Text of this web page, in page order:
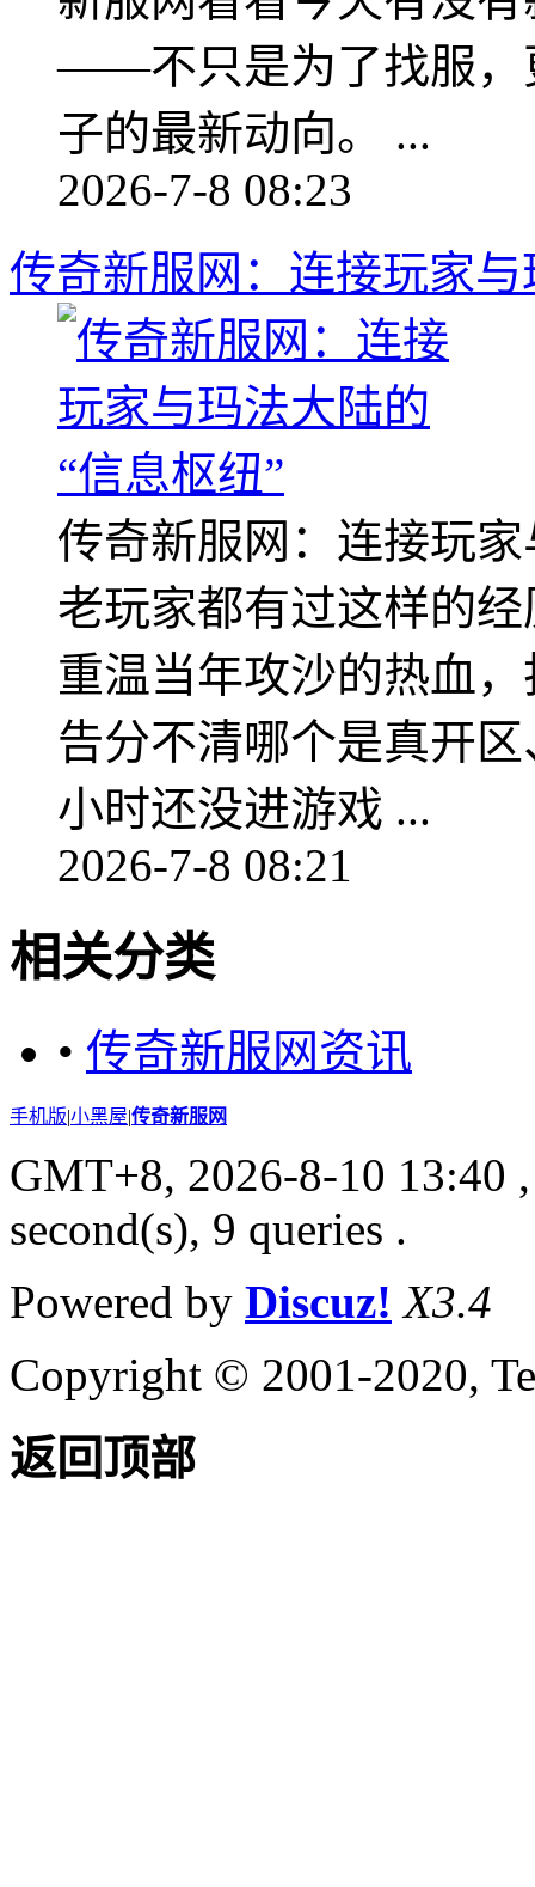
——不只是为了找服，
子的最新动向。 ...
2026-7-8 08:23
传奇新服网：连接玩家
传奇新服网：连接玩
老玩家都有过这样的
重温当年攻沙的热血
告分不清哪个是真开
小时还没进游戏 ...
2026-7-8 08:21
相关分类
• 传奇新服网资讯
手机版|小黑屋|传奇新服网
GMT+8, 2026-8-10 13:40
second(s), 9 queries .
Powered by Discuz! X3.4
Copyright © 2001-2020,
返回顶部